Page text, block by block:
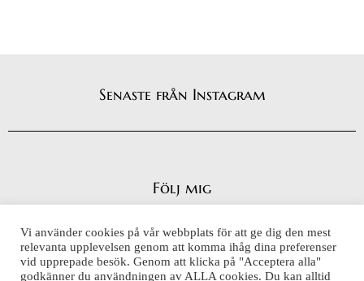
Senaste från Instagram
Följ mig
Integritetspolicy
Vi använder cookies på vår webbplats för att ge dig den mest
relevanta upplevelsen genom att komma ihåg dina preferenser
vid upprepade besök. Genom att klicka på "Acceptera alla"
godkänner du användningen av ALLA cookies. Du kan alltid